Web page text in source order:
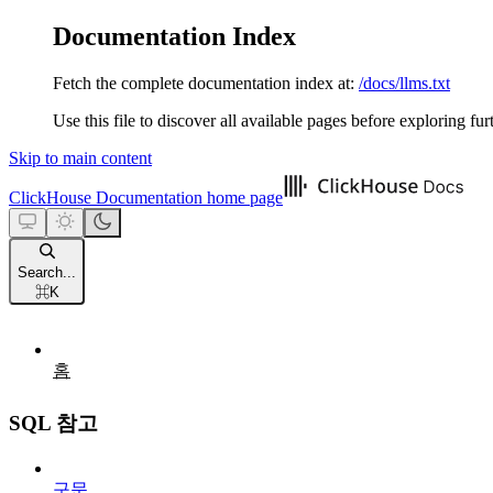
Documentation Index
Fetch the complete documentation index at: /docs/llms.txt
Use this file to discover all available pages before exploring
Skip to main content
ClickHouse Documentation home page
Search...
⌘K
홈
SQL 참고
구문